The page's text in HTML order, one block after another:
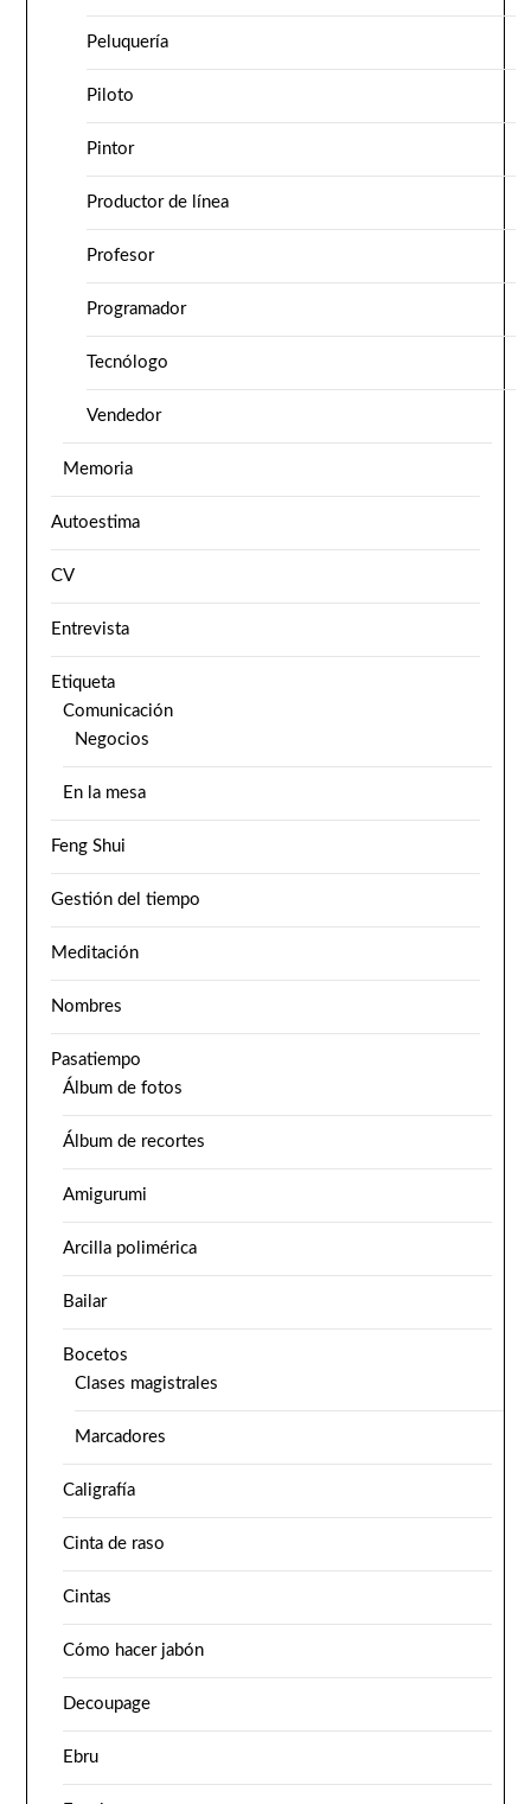
Peluquería
Piloto
Pintor
Productor de línea
Profesor
Programador
Tecnólogo
Vendedor
Memoria
Autoestima
CV
Entrevista
Etiqueta
Comunicación
Negocios
En la mesa
Feng Shui
Gestión del tiempo
Meditación
Nombres
Pasatiempo
Álbum de fotos
Álbum de recortes
Amigurumi
Arcilla polimérica
Bailar
Bocetos
Clases magistrales
Marcadores
Caligrafía
Cinta de raso
Cintas
Cómo hacer jabón
Decoupage
Ebru